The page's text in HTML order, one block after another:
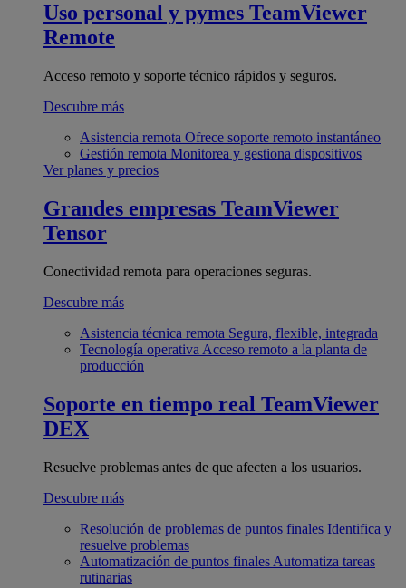
Uso personal y pymes TeamViewer
Remote
Acceso remoto y soporte técnico rápidos y seguros.
Descubre más
Asistencia remota Ofrece soporte remoto instantáneo
Gestión remota Monitorea y gestiona dispositivos
Ver planes y precios
Grandes empresas TeamViewer
Tensor
Conectividad remota para operaciones seguras.
Descubre más
Asistencia técnica remota Segura, flexible, integrada
Tecnología operativa Acceso remoto a la planta de
producción
Soporte en tiempo real TeamViewer
DEX
Resuelve problemas antes de que afecten a los usuarios.
Descubre más
Resolución de problemas de puntos finales Identifica y
resuelve problemas
Automatización de puntos finales Automatiza tareas
rutinarias